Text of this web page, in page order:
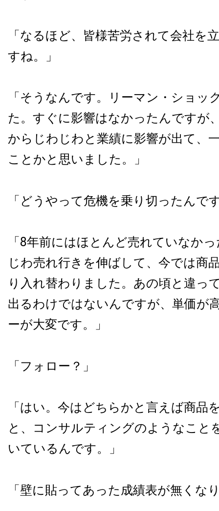
「なるほど、皆様苦労されて会社を
すね。」
「そうなんです。リーマン・ショッ
た。すぐに影響はなかったんですが
からじわじわと業績に影響が出て、
ことかと思いました。」
「どうやって危機を乗り切ったんで
「8年前にはほとんど売れていなか
じわ売れ行きを伸ばして、今では商
り入れ替わりました。あの頃と違っ
出るわけではないんですが、単価が
ーが大変です。」
「フォロー？」
「はい。今はどちらかと言えば商品
と、コンサルティングのようなこと
いているんです。」
「壁に貼ってあった成績表が無くな